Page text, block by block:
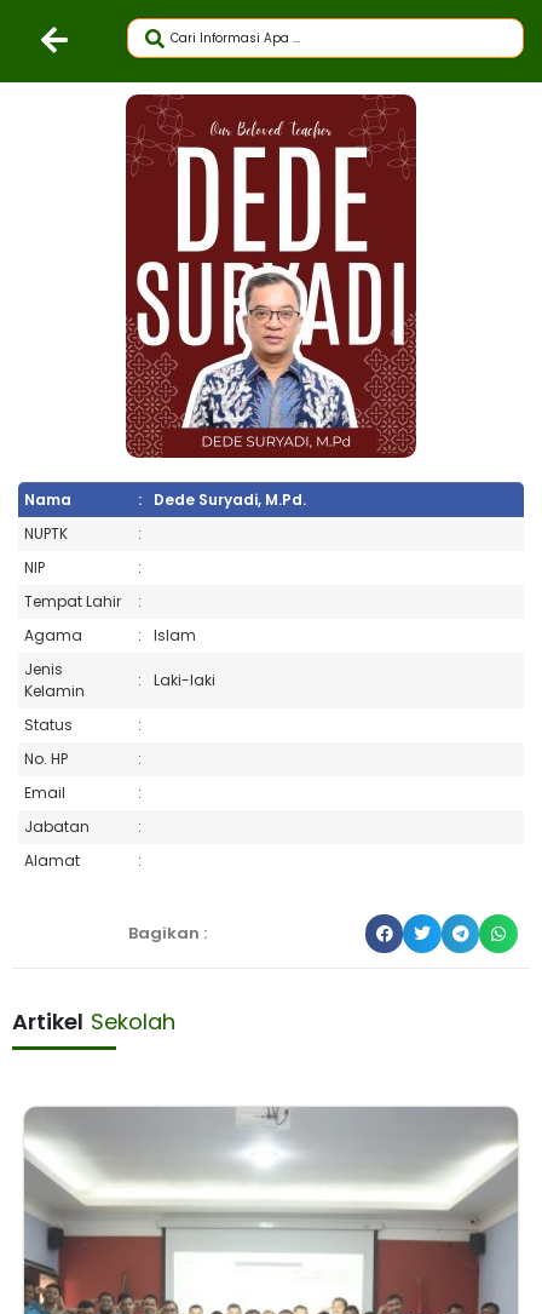
Nama :
Dede Suryadi, M.Pd.
NUPTK
:
NIP
:
Tempat Lahir
:
Agama
:
Islam
Jenis
Kelamin
: Laki-laki
Status
:
No. HP
:
Email
:
Jabatan
:
Alamat
:
Bagikan :
Artikel Sekolah